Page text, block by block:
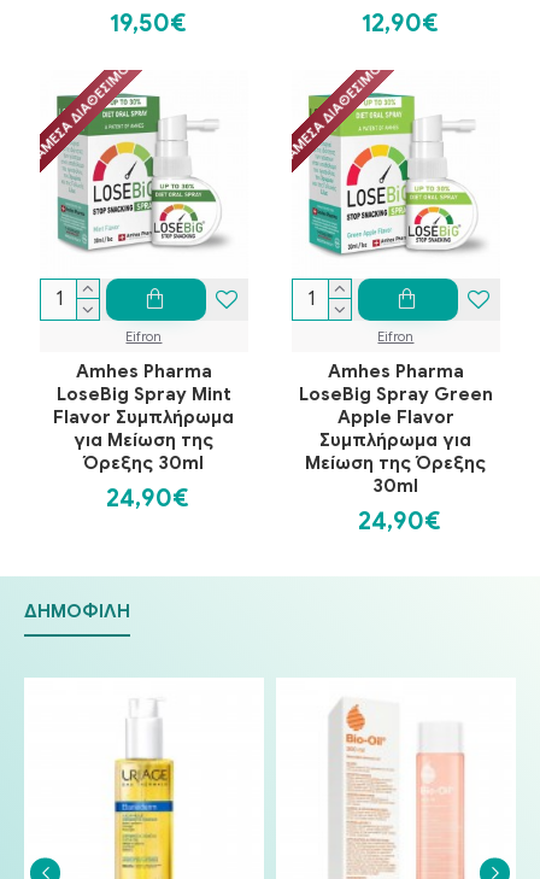
19,50€ 12,90€
ΆΜΕΣΑ ΔΙΑΘΈΣΙΜΟ
Eifron
Amhes Pharma
LoseBig Spray Mint
Flavor Συμπλήρωμα
για Μείωση της
Όρεξης 30ml
24,90€
ΆΜΕΣΑ ΔΙΑΘΈΣΙΜΟ
Eifron
Amhes Pharma
LoseBig Spray Green
Apple Flavor
Συμπλήρωμα για
Μείωση της Όρεξης
30ml
24,90€
ΔΗΜΟΦΙΛΉ